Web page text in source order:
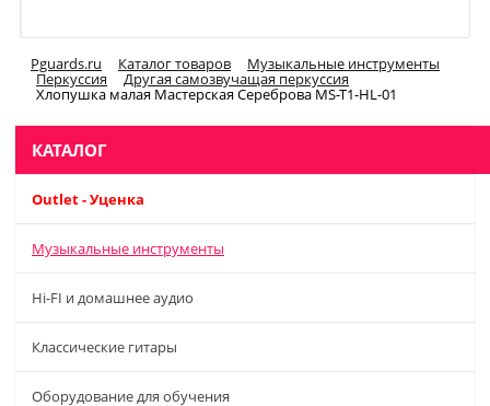
Pguards.ru Каталог товаров Музыкальные инструменты
Перкуссия Другая самозвучащая перкуссия
Хлопушка малая Мастерская Сереброва MS-T1-HL-01
КАТАЛОГ
Outlet - Уценка
Музыкальные инструменты
Hi-FI и домашнее аудио
Классические гитары
Оборудование для обучения